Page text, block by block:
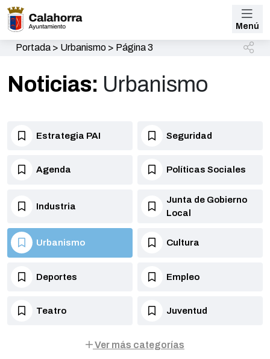
Menú
Portada> Urbanismo> Página 3
Noticias: Urbanismo
Estrategia PAI Seguridad
Agenda Políticas Sociales
Industria
Junta de Gobierno
Local
Urbanismo Cultura
Deportes Empleo
Teatro Juventud
Ver más categorías